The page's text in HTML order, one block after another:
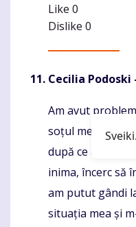
Like 0
Dislike 0
Cecilia Podoski
Komentaras
Am avut
soțul meu de 15
după ce am
inima, încerc să
am putut gândi
situația mea și